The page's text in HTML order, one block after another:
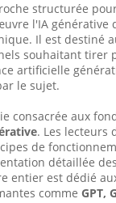
structurée
l'IA générative
Il est destiné
souhaitant tirer
artificielle
le sujet.
consacrée aux
. Les lecteurs
de
détaillée
entier est dédié
comme GPT,